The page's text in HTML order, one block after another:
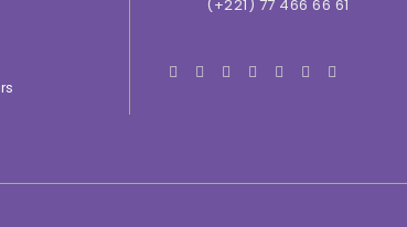
(+221) 77 466 66 61